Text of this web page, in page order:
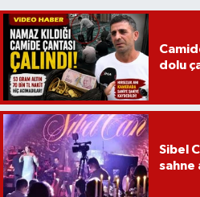
dolu
Sibel
sahne